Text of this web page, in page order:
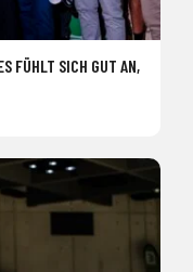
FÜHLT SICH GUT AN,